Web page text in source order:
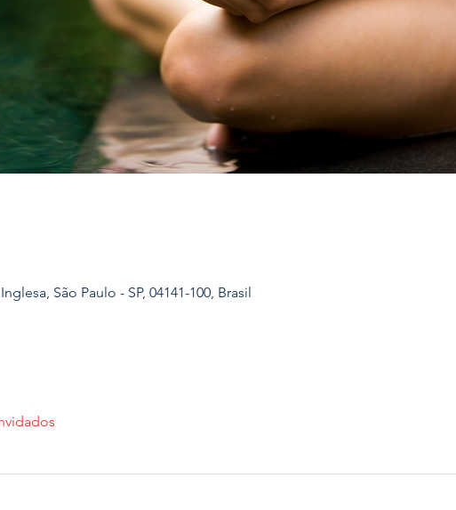
São Paulo - SP, 04141-100, Brasil